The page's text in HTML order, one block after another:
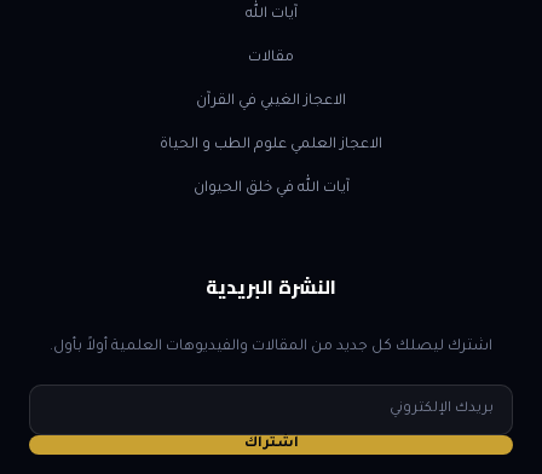
آيات الله
مقالات
الاعجاز الغيبي في القرآن
الاعجاز العلمي علوم الطب و الحياة
آيات الله في خلق الحيوان
النشرة البريدية
اشترك ليصلك كل جديد من المقالات والفيديوهات العلمية أولاً بأول.
البريد
الإلكتروني
اشتراك